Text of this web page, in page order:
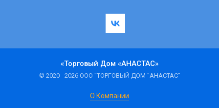
«Торговый Дом «АНАСТАС»
© 2020 - 2026 ООО "ТОРГОВЫЙ ДОМ "АНАСТАС"
О Компании